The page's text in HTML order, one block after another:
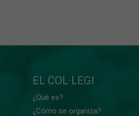
EL COL·LEGI
¿Qué es?
¿Cómo se organiza?